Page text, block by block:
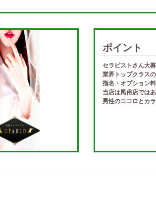
ポイント
セラピストさん大
業界トップクラス
指名・オプション
当店は風俗店では
男性のココロとカ